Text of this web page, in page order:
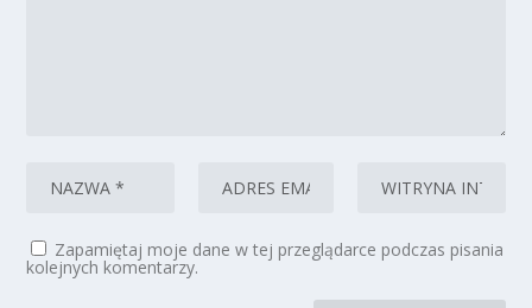
Zapamiętaj moje dane w tej przeglądarce podczas pisania
kolejnych komentarzy.